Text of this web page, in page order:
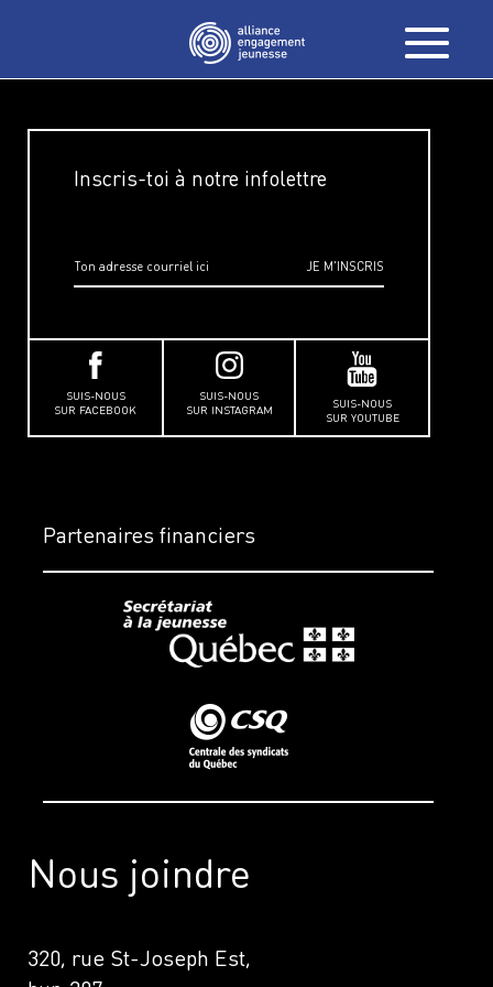
Inscris-toi à notre infolettre
SUIS-NOUS
SUR FACEBOOK
SUIS-NOUS
SUR INSTAGRAM
SUIS-NOUS
SUR YOUTUBE
Nous joindre
320, rue St-Joseph Est,
Partenaires financiers